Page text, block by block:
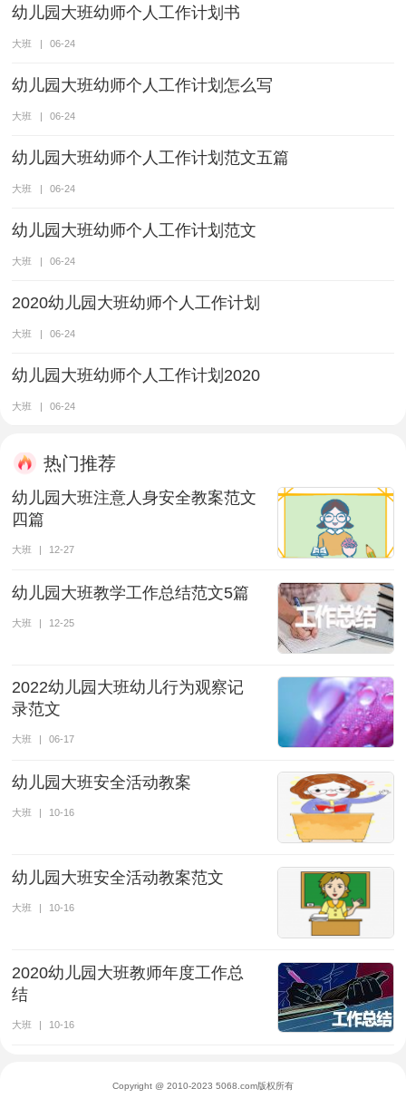
幼儿园大班幼师个人工作计划书
大班 06-24
幼儿园大班幼师个人工作计划怎么写
大班 06-24
幼儿园大班幼师个人工作计划范文五篇
大班 06-24
幼儿园大班幼师个人工作计划范文
大班 | 06-24
2020幼儿园大班幼师个人工作计划
大班 | 06-24
幼儿园大班幼师个人工作计划2020
大班 | 06-24
热门推荐
幼儿园大班注意人身安全教案范文
四篇
大班 | 12-27
幼儿园大班教学工作总结范文5篇
大班 | 12-25
2022幼儿园大班幼儿行为观察记
录范文
大班 06-17
幼儿园大班安全活动教案
大班 | 10-16
幼儿园大班安全活动教案范文
大班 | 10-16
2020幼儿园大班教师年度工作总
结
大班 | 10-16
Copyright @ 2010-2023 5068.com版权所有